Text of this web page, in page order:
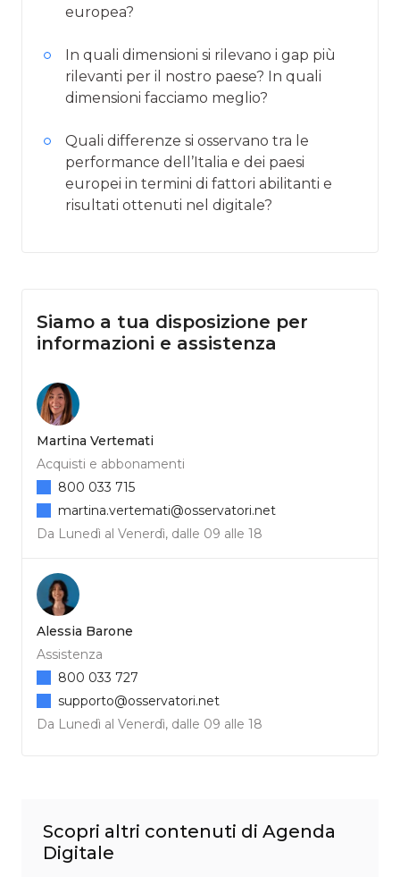
europea?
In quali dimensioni si rilevano i gap più
rilevanti per il nostro paese? In quali
dimensioni facciamo meglio?
Quali differenze si osservano tra le
performance dell’Italia e dei paesi
europei in termini di fattori abilitanti e
risultati ottenuti nel digitale?
Siamo a tua disposizione per
informazioni e assistenza
Martina Vertemati
Acquisti e abbonamenti
Da Lunedì al Venerdì, dalle 09 alle 18
800 033 715
martina.vertemati@osservatori.net
Alessia Barone
Assistenza
Da Lunedì al Venerdì, dalle 09 alle 18
800 033 727
supporto@osservatori.net
Scopri altri contenuti di Agenda
Digitale